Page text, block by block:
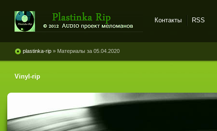
винила и магнитоальбомов
Контакты RSS
plastinka-rip » Материалы за 05.04.2020
Vinyl-rip